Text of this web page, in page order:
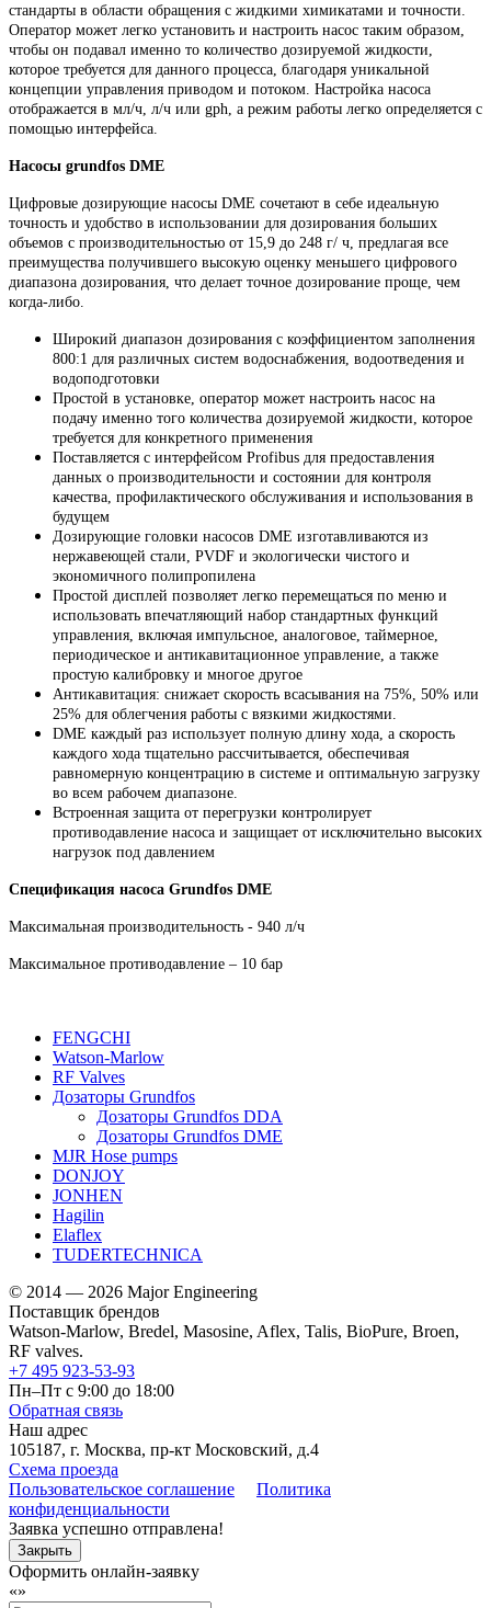
стандарты в области обращения с жидкими химикатами и точности.
Оператор может легко установить и настроить насос таким образом,
чтобы он подавал именно то количество дозируемой жидкости,
которое требуется для данного процесса, благодаря уникальной
концепции управления приводом и потоком. Настройка насоса
отображается в мл/ч, л/ч или gph, а режим работы легко определяется с
помощью интерфейса.
Насосы grundfos DME
Цифровые дозирующие насосы DME сочетают в себе идеальную
точность и удобство в использовании для дозирования больших
объемов с производительностью от 15,9 до 248 г/ ч, предлагая все
преимущества получившего высокую оценку меньшего цифрового
диапазона дозирования, что делает точное дозирование проще, чем
когда-либо.
Широкий диапазон дозирования с коэффициентом заполнения
800:1 для различных систем водоснабжения, водоотведения и
водоподготовки
Простой в установке, оператор может настроить насос на
подачу именно того количества дозируемой жидкости, которое
требуется для конкретного применения
Поставляется с интерфейсом Profibus для предоставления
данных о производительности и состоянии для контроля
качества, профилактического обслуживания и использования в
будущем
Дозирующие головки насосов DME изготавливаются из
нержавеющей стали, PVDF и экологически чистого и
экономичного полипропилена
Простой дисплей позволяет легко перемещаться по меню и
использовать впечатляющий набор стандартных функций
управления, включая импульсное, аналоговое, таймерное,
периодическое и антикавитационное управление, а также
простую калибровку и многое другое
Антикавитация: снижает скорость всасывания на 75%, 50% или
25% для облегчения работы с вязкими жидкостями.
DME каждый раз использует полную длину хода, а скорость
каждого хода тщательно рассчитывается, обеспечивая
равномерную концентрацию в системе и оптимальную загрузку
во всем рабочем диапазоне.
Встроенная защита от перегрузки контролирует
противодавление насоса и защищает от исключительно высоких
нагрузок под давлением
Спецификация насоса Grundfos DME
Максимальная производительность - 940 л/ч
Максимальное противодавление – 10 бар
FENGCHI
Watson-Marlow
RF Valves
Дозаторы Grundfos
Дозаторы Grundfos DDA
Дозаторы Grundfos DME
MJR Hose pumps
DONJOY
JONHEN
Hagilin
Elaflex
TUDERTECHNICA
© 2014 — 2026 Major Engineering
Поставщик брендов
Watson-Marlow, Bredel, Masosine, Aflex, Talis, BioPure, Broen,
RF valves.
+7 495 923-53-93
Пн–Пт с 9:00 до 18:00
Обратная связь
Наш адрес
105187, г. Москва, пр-кт Московский, д.4
Схема проезда
Пользовательское соглашение
Политика
конфиденциальности
Заявка успешно отправлена!
Закрыть
Оформить онлайн-заявку
«»